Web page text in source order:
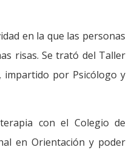
en la que las personas
risas. Se trató del Taller
impartido por Psicólogo y
con el Colegio de
en Orientación y poder